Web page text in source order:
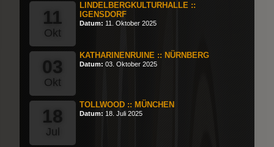
11
Okt
LINDELBERGKULTURHALLE ::
IGENSDORF
Datum: 11. Oktober 2025
03
Okt
KATHARINENRUINE :: NÜRNBERG
Datum: 03. Oktober 2025
18
Jul
TOLLWOOD :: MÜNCHEN
Datum: 18. Juli 2025